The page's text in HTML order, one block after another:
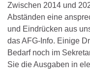
Zwischen 2014 und
Abständen eine
und Eindrücken aus
das AFG-Info. Einige
Bedarf noch im
Sie die Ausgaben in